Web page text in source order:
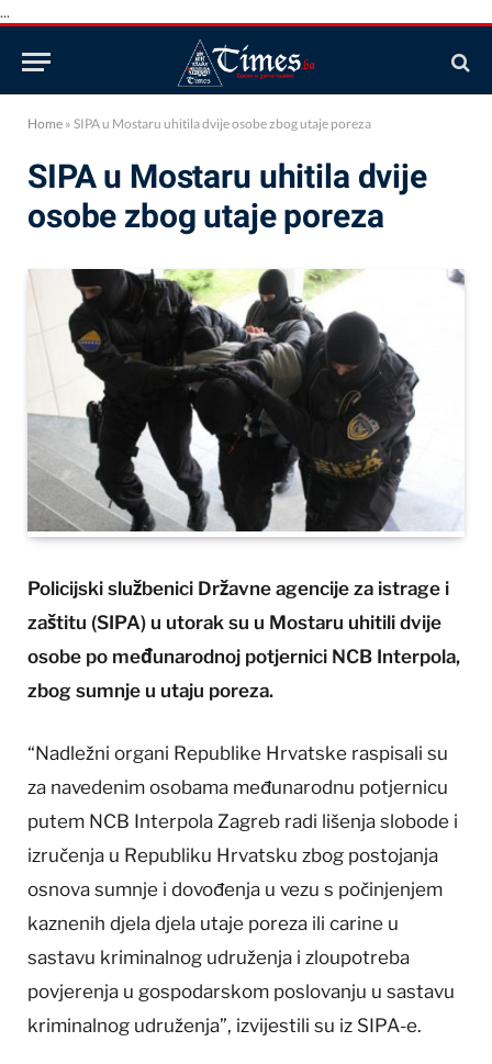
...
Home » SIPA u Mostaru uhitila dvije osobe zbog utaje poreza
SIPA u Mostaru uhitila dvije
osobe zbog utaje poreza
Policijski službenici Državne agencije za istrage i
zaštitu (SIPA) u utorak su u Mostaru uhitili dvije
osobe po međunarodnoj potjernici NCB Interpola,
zbog sumnje u utaju poreza.
“Nadležni organi Republike Hrvatske raspisali su
za navedenim osobama međunarodnu potjernicu
putem NCB Interpola Zagreb radi lišenja slobode i
izručenja u Republiku Hrvatsku zbog postojanja
osnova sumnje i dovođenja u vezu s počinjenjem
kaznenih djela djela utaje poreza ili carine u
sastavu kriminalnog udruženja i zloupotreba
povjerenja u gospodarskom poslovanju u sastavu
kriminalnog udruženja”, izvijestili su iz SIPA-e.